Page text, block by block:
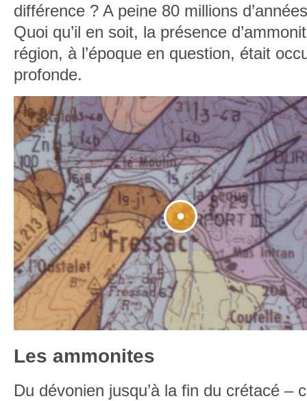
différence ? A peine 80 millions
Quoi qu’il en soit, la présence
région, à l’époque en question, était
profonde.
Les ammonites
Du dévonien jusqu’à la fin du crétacé –